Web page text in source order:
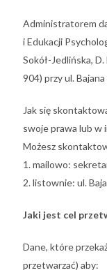
Administratorem
i Edukacji
Sokół-Jedlińska,
904) przy ul.
Jak się
swoje prawa lub w
Możesz
1. mailowo:
2. listownie: ul.
Jaki jest cel
Dane, które
przetwarzać) aby: